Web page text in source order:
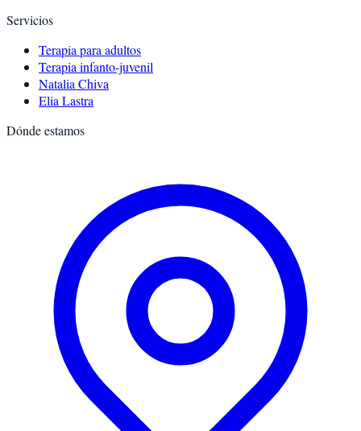
Servicios
Terapia para adultos
Terapia infanto-juvenil
Natalia Chiva
Elia Lastra
Dónde estamos